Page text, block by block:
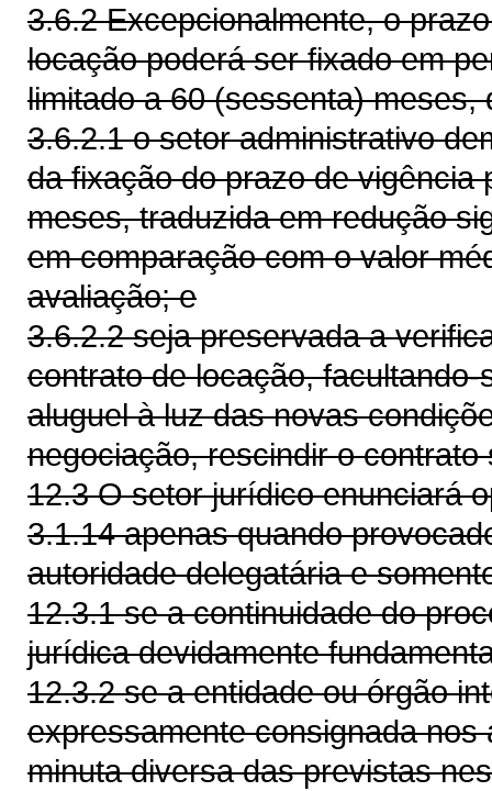
3.6.2 Excepcionalmente, o
locação poderá ser fixado em
limitado a 60 (sessenta) meses,
3.6.2.1 o setor administrativo
da fixação do prazo de
meses, traduzida em redução
em comparação com o valor
avaliação; e
3.6.2.2 seja preservada a
contrato de locação,
aluguel à luz das novas
negociação, rescindir o
12.3 O setor jurídico enunciará
3.1.14 apenas quando
autoridade delegatária e
12.3.1 se a continuidade do
jurídica devidamente
12.3.2 se a entidade ou órgão
expressamente consignada
minuta diversa das previstas